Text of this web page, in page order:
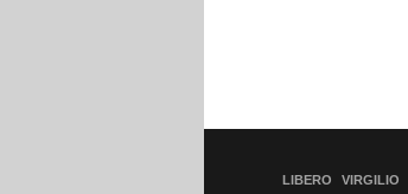
LIBERO VIRGILIO